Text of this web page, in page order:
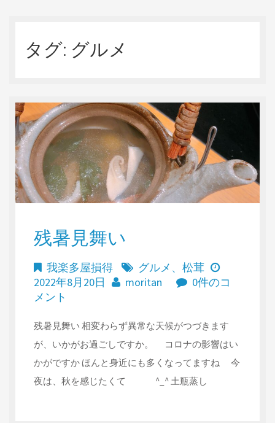
タグ: グルメ
残暑見舞い
我楽多屋損得 グルメ 、 松茸
2022年8月20日
moritan
0件のコ
メント
残暑見舞い 相変わらず異常な天候がつづきます
が、いかがお過ごしですか。 コロナの影響はい
かがですか ほんと身近にも多くなってますね 今
夜は、秋を感じたくて ^_^ 土瓶蒸し